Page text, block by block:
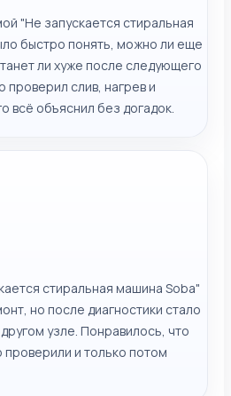
"Не запускается стиральная
быстро понять, можно ли еще
ли хуже после следующего
проверил слив, нагрев и
всё объяснил без догадок.
стиральная машина Soba"
но после диагностики стало
узле. Понравилось, что
и только потом